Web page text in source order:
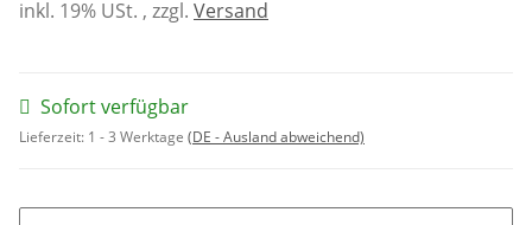
inkl. 19% USt. , zzgl. Versand
Sofort verfügbar
Lieferzeit: 1 - 3 Werktage (DE - Ausland abweichend)